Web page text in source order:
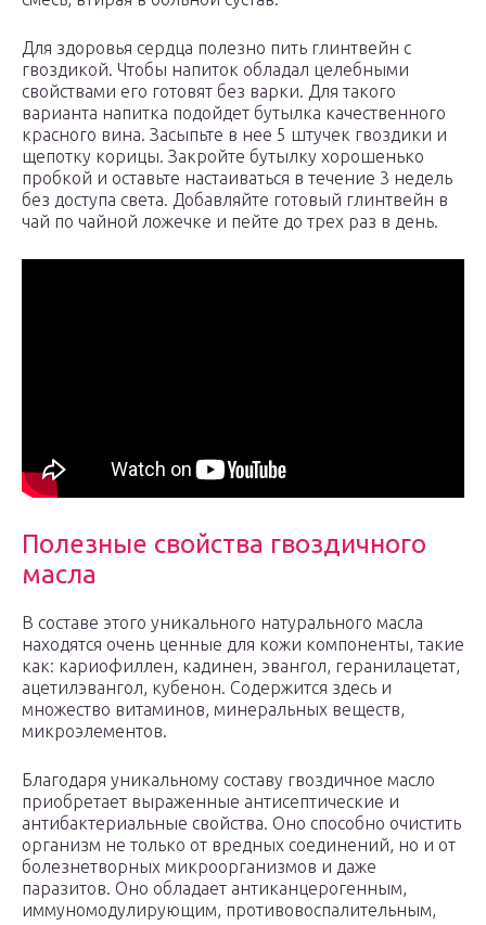
Для здоровья сердца полезно пить глинтвейн с
гвоздикой. Чтобы напиток обладал целебными
свойствами его готовят без варки. Для такого
варианта напитка подойдет бутылка качественного
красного вина. Засыпьте в нее 5 штучек гвоздики и
щепотку корицы. Закройте бутылку хорошенько
пробкой и оставьте настаиваться в течение 3 недель
без доступа света. Добавляйте готовый глинтвейн в
чай по чайной ложечке и пейте до трех раз в день.
Полезные свойства гвоздичного
масла
В составе этого уникального натурального масла
находятся очень ценные для кожи компоненты, такие
как: кариофиллен, кадинен, эвангол, геранилацетат,
ацетилэвангол, кубенон. Содержится здесь и
множество витаминов, минеральных веществ,
микроэлементов.
Благодаря уникальному составу гвоздичное масло
приобретает выраженные антисептические и
антибактериальные свойства. Оно способно очистить
организм не только от вредных соединений, но и от
болезнетворных микроорганизмов и даже
паразитов. Оно обладает антиканцерогенным,
иммуномодулирующим, противовоспалительным,